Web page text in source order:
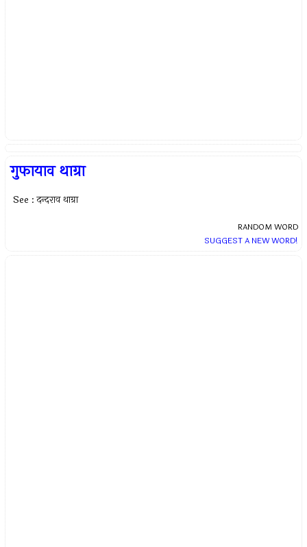
गुफायाव थाग्रा
See : दन्दराव थाग्रा
RANDOM WORD
SUGGEST A NEW WORD!